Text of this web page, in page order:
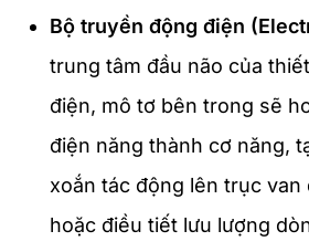
Bộ truyền động điện
trung tâm đầu não của
điện, mô tơ bên trong sẽ
điện năng thành cơ năng,
xoắn tác động lên trục van
hoặc điều tiết lưu lượng